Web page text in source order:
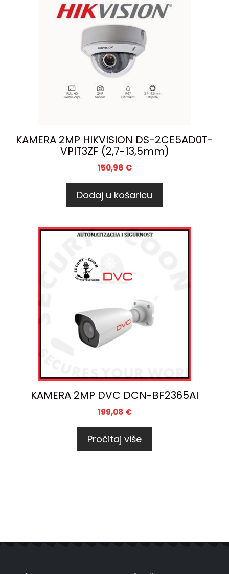
KAMERA 2MP HIKVISION DS-2CE5AD0T-
VPIT3ZF (2,7-13,5mm)
150,98 €
Dodaj u košaricu
KAMERA 2MP DVC DCN-BF2365AI
199,08 €
Pročitaj više